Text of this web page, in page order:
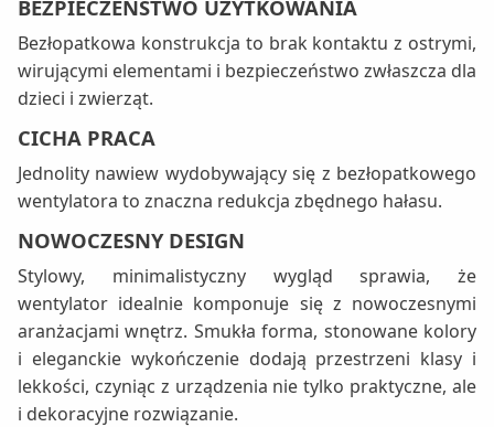
BEZPIECZEŃSTWO UŻYTKOWANIA
Bezłopatkowa konstrukcja to brak kontaktu z ostrymi,
wirującymi elementami i bezpieczeństwo zwłaszcza dla
dzieci i zwierząt.
CICHA PRACA
Jednolity nawiew wydobywający się z bezłopatkowego
wentylatora to znaczna redukcja zbędnego hałasu.
NOWOCZESNY DESIGN
Stylowy, minimalistyczny wygląd sprawia, że
wentylator idealnie komponuje się z nowoczesnymi
aranżacjami wnętrz. Smukła forma, stonowane kolory
i eleganckie wykończenie dodają przestrzeni klasy i
lekkości, czyniąc z urządzenia nie tylko praktyczne, ale
i dekoracyjne rozwiązanie.